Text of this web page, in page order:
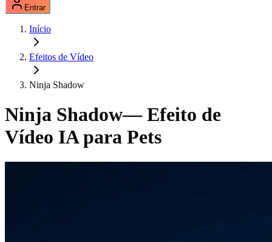
Entrar
Início
Efeitos de Vídeo
Ninja Shadow
Ninja Shadow— Efeito de
Vídeo IA para Pets